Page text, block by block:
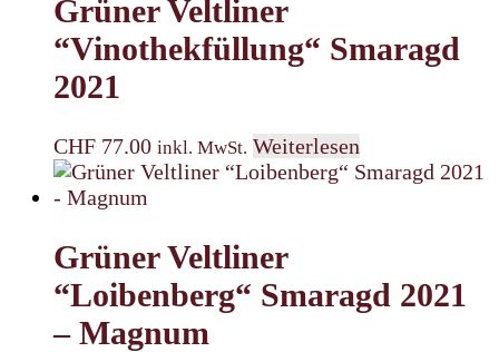
Grüner Veltliner
“Vinothekfüllung“ Smaragd
2021
CHF 77.00 inkl. MwSt. Weiterlesen
Grüner Veltliner
“Loibenberg“ Smaragd 2021
– Magnum